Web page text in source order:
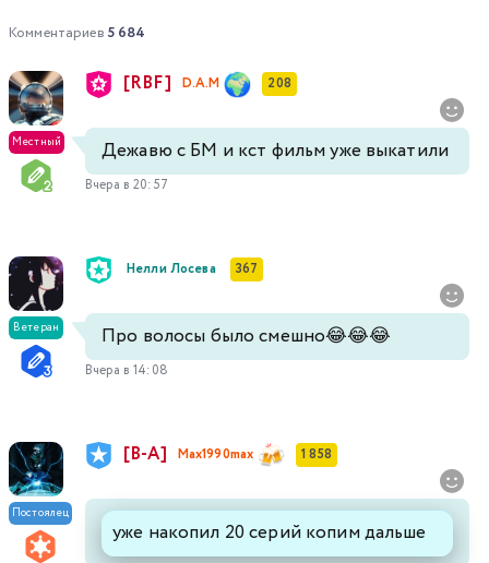
Комментариев 5 684
Местный
[RBF] D.A.M 208
Дежавю с БМ и кст фильм уже выкатили
Вчера в 20:57
Ветеран
Нелли Лосева 367
Про волосы было смешно😂😂😂
Вчера в 14:08
Постоялец
[В-А] Max1990max 1 858
уже накопил 20 серий копим дальше